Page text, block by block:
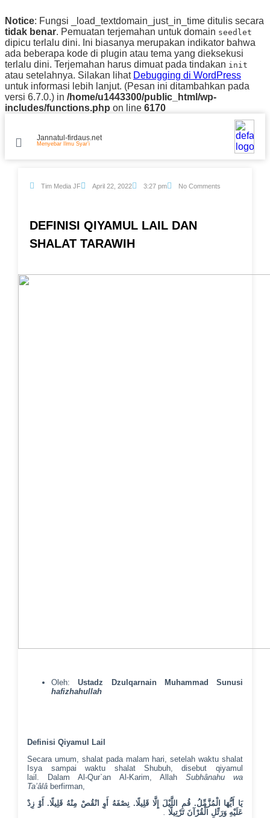
Notice: Fungsi _load_textdomain_just_in_time ditulis secara
tidak benar. Pemuatan terjemahan untuk domain seedlet
dipicu terlalu dini. Ini biasanya merupakan indikator bahwa
ada beberapa kode di plugin atau tema yang dieksekusi
terlalu dini. Terjemahan harus dimuat pada tindakan init
atau setelahnya. Silakan lihat Debugging di WordPress
untuk informasi lebih lanjut. (Pesan ini ditambahkan pada
versi 6.7.0.) in /home/u1443300/public_html/wp-
includes/functions.php on line 6170
Jannatul-firdaus.net
Menyebar Ilmu Syar’i
Tim Media JF April 22, 2022 3:27 pm No Comments
DEFINISI QIYAMUL LAIL DAN
SHALAT TARAWIH
Oleh:Ustadz Dzulqarnain Muhammad Sunusi
hafizhahullah
Definisi Qiyamul Lail
Secara umum, shalat pada malam hari, setelah waktu shalat
Isya sampai waktu shalat Shubuh, disebut qiyamul
lail.
Dalam Al-Qur`an Al-Karim, Allah Subhânahu wa
Ta’âlâ berfirman,
يَا أَيُّهَا الْمُزَّمِّلُ. قُمِ اللَّيْلَ إِلَّا قَلِيلًا. نِصْفَهُ أَوِ انْقُصْ مِنْهُ قَلِيلًا.أَوْ زِدْ
عَلَيْهِ وَرَتِّلِ الْقُرْآنَ تَرْتِيلًا .